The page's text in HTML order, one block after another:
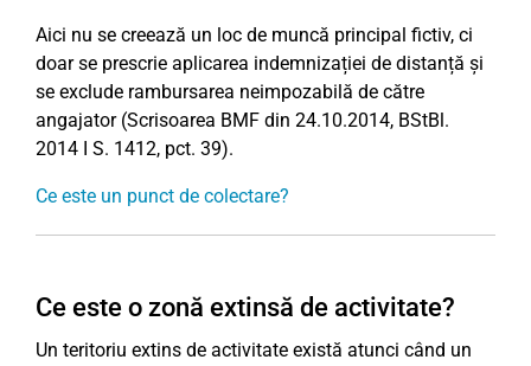
Aici nu se creează un loc de muncă principal fictiv, ci
doar se prescrie aplicarea indemnizației de distanță și
se exclude rambursarea neimpozabilă de către
angajator (Scrisoarea BMF din 24.10.2014, BStBl.
2014 I S. 1412, pct. 39).
Ce este un punct de colectare?
Ce este o zonă extinsă de activitate?
Un teritoriu extins de activitate există atunci când un